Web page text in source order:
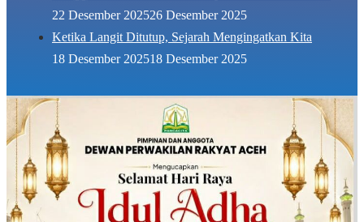
22 Desember 202526 Desember 2025
Ketika Langit Ditutup, Sejarah Mengingatkan Kita
18 Desember 202518 Desember 2025